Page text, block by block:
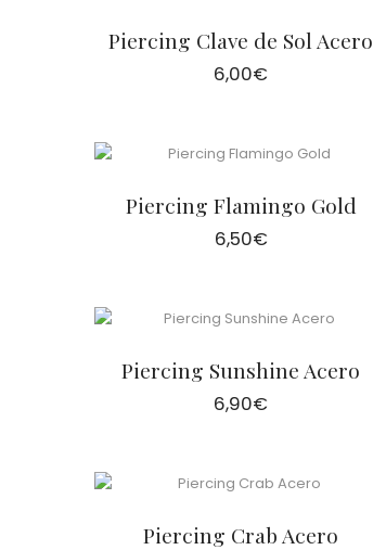
Piercing Clave de Sol Acero
6,00€
Piercing Flamingo Gold
6,50€
Piercing Sunshine Acero
6,90€
Piercing Crab Acero